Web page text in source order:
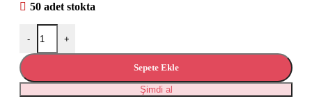
50 adet stokta
- +
Sepete Ekle
Şimdi al